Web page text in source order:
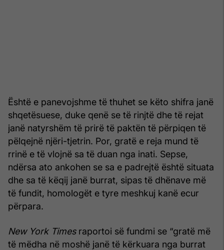
Është e panevojshme të thuhet se këto shifra janë
shqetësuese, duke qenë se të rinjtë dhe të rejat
janë natyrshëm të prirë të paktën të përpiqen të
pëlqejnë njëri-tjetrin. Por, gratë e reja mund të
rrinë e të vlojnë sa të duan nga inati. Sepse,
ndërsa ato ankohen se sa e padrejtë është situata
dhe sa të këqij janë burrat, sipas të dhënave më
të fundit, homologët e tyre meshkuj kanë ecur
përpara.
New York Timesraportoi së fundmi se “gratë më
të mëdha në moshë janë të kërkuara nga burrat